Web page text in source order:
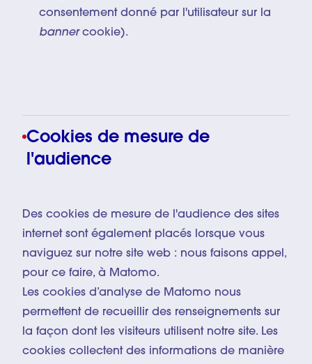
consentement donné par l'utilisateur sur la
bannercookie).
Cookies de mesure de
l'audience
Des cookies de mesure de l'audience des sites
internet sont également placés lorsque vous
naviguez sur notre site web : nous faisons appel,
pour ce faire, à Matomo.
Les cookies d’analyse de Matomo nous
permettent de recueillir des renseignements sur
la façon dont les visiteurs utilisent notre site. Les
cookies collectent des informations de manière